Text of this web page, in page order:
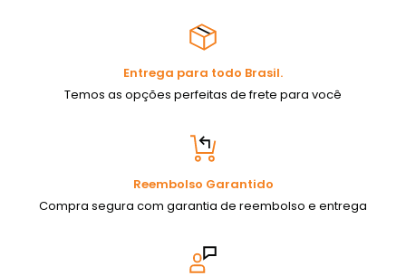
Entrega para todo Brasil.
Temos as opções perfeitas de frete para você
Reembolso Garantido
Compra segura com garantia de reembolso e entrega